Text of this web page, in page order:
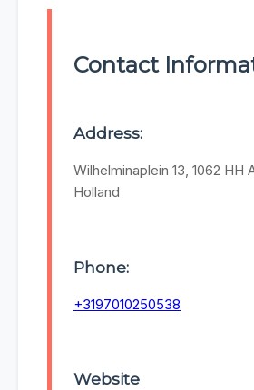
Contact
Address:
Wilhelminaplein 13, 1062 HH
Holland
Phone:
+3197010250538
Website